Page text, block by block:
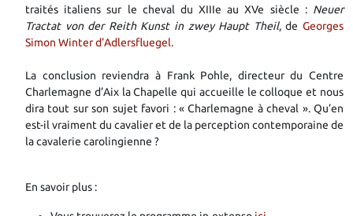
traités italiens sur le cheval du XIIIe au XVe siècle : Neuer
Tractat von der Reith Kunst in zwey Haupt Theil, deGeorges
Simon Winter d’Adlersfluegel.
La conclusion reviendra à Frank Pohle, directeur du Centre
Charlemagne d’Aix la Chapelle qui accueille le colloque et nous
dira tout sur son sujet favori : « Charlemagne à cheval ». Qu’en
est-il vraiment du cavalier et de la perception contemporaine de
la cavalerie carolingienne ?
En savoir plus :